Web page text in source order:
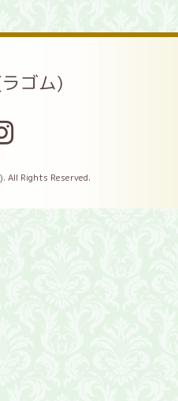
ゴム)
. All Rights Reserved.